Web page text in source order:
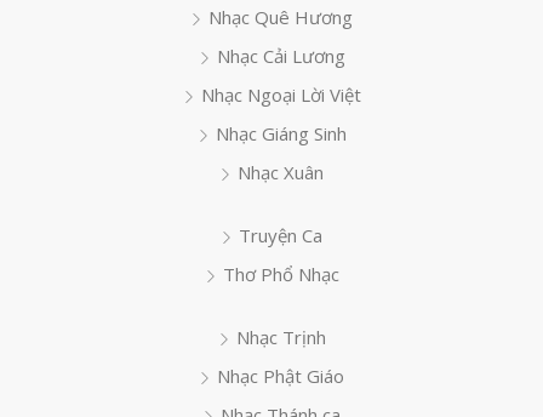
Nhạc Quê Hương
Nhạc Cải Lương
Nhạc Ngoại Lời Việt
Nhạc Giáng Sinh
Nhạc Xuân
Truyện Ca
Thơ Phổ Nhạc
Nhạc Trịnh
Nhạc Phật Giáo